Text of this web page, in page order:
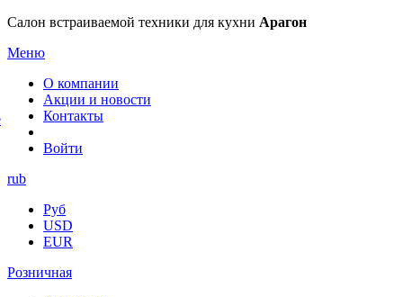
Салон встраиваемой техники для кухни Арагон
Меню
О компании
Акции и новости
Контакты
Войти
rub
Руб
USD
EUR
Розничная